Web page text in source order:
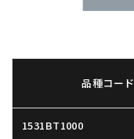
品種コード
1531BT1000